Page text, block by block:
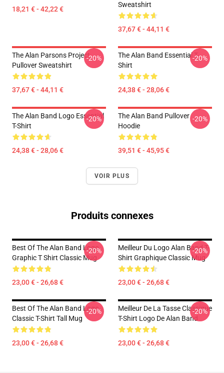
18,21 € - 42,22 €
Sweatshirt
37,67 € - 44,11 €
The Alan Parsons Project
Pullover Sweatshirt
37,67 € - 44,11 €
-20%
The Alan Band Essential T-
Shirt
24,38 € - 28,06 €
-20%
The Alan Band Logo Essential
T-Shirt
24,38 € - 28,06 €
-20%
The Alan Band Pullover
Hoodie
39,51 € - 45,95 €
-20%
VOIR PLUS
Produits connexes
Best Of The Alan Band Logo
Graphic T Shirt Classic Mug
23,00 € - 26,68 €
-20%
Meilleur Du Logo Alan Band T-
Shirt Graphique Classic Mug
23,00 € - 26,68 €
-20%
Best Of The Alan Band Logo
Classic T-Shirt Tall Mug
23,00 € - 26,68 €
-20%
Meilleur De La Tasse Classique
T-Shirt Logo De Alan Band
23,00 € - 26,68 €
-20%